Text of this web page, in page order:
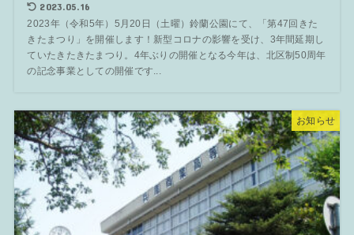
2023.05.16
2023年（令和5年）5月20日（土曜）鈴蘭公園にて、「第47回きた
きたまつり」を開催します！新型コロナの影響を受け、3年間延期し
ていたきたきたまつり。4年ぶりの開催となる今年は、北区制50周年
の記念事業としての開催です...
お知らせ